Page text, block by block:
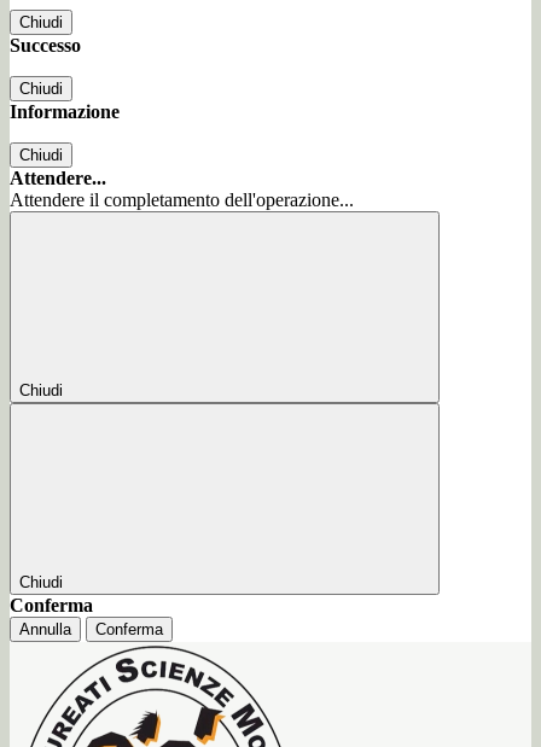
Chiudi
Successo
Chiudi
Informazione
Chiudi
Attendere...
Attendere il completamento dell'operazione...
Chiudi
Chiudi
Conferma
Annulla Conferma